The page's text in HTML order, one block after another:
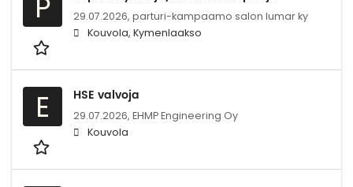
29.07.2026, parturi-kampaamo salon lumar ky
Kouvola, Kymenlaakso
E HSE valvoja
29.07.2026, EHMP Engineering Oy
Kouvola